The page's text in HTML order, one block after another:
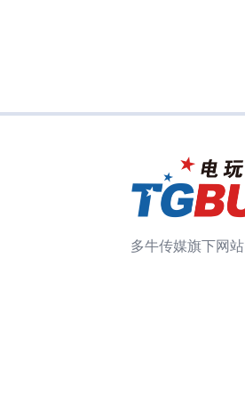
多牛传媒旗下网站